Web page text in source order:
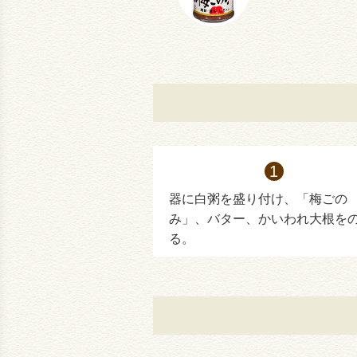
器に白粥を盛り付け、「梅ごの
み」、バター、かいわれ大根を
る。